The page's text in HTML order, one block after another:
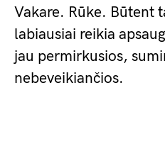
Vakare. Rūke. Būtent
labiausiai reikia
jau permirkusios,
nebeveikiančios.